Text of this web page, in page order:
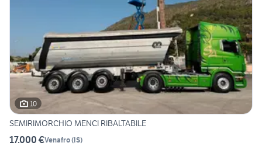
10
SEMIRIMORCHIO MENCI RIBALTABILE
17.000 €Venafro(IS)